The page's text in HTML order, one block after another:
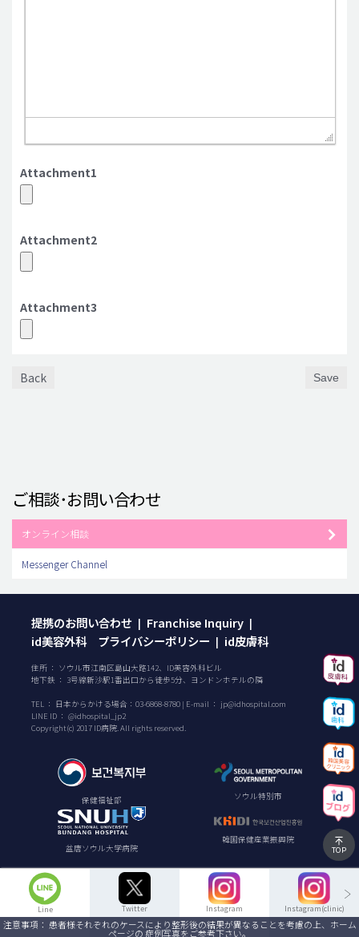
Attachment1
Attachment2
Attachment3
Back Save
ご相談･お問い合わせ
オンライン相談
Messenger Channel
Line Twitter Instagram Instagram(clinic)
提携のお問い合わせ | Franchise Inquiry |
id美容外科 プライバシーポリシー | id皮膚科
住所 ： ソウル市江南区島山大路142、ID美容外科ビル
地下鉄 ： 3号線新沙駅1番出口から徒歩5分、ヨンドンホテルの隣
TEL ： 日本からかける場合： 03-6868-8780 | E-mail ： jp@idhospital.com
LINE ID ： @idhospital_jp2
Copyright(c) 2017 ID病院. All rights reserved.
保健福祉部 ソウル特別市
盆唐ソウル大学病院
韓国保健産業振興院
TOP
注意事項： 患者様それぞれのケースにより整形後の結果が異なることを考慮の上、ホーム
ページの 症例写真をご参考下さい。